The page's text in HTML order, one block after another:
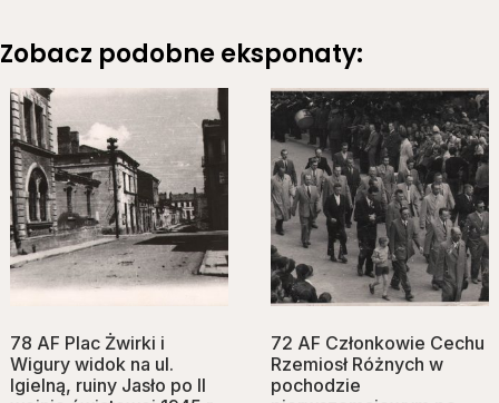
Zobacz podobne eksponaty:
78 AF Plac Żwirki i
Wigury widok na ul.
Igielną, ruiny Jasło po II
72 AF Członkowie Cechu
Rzemiosł Różnych w
pochodzie